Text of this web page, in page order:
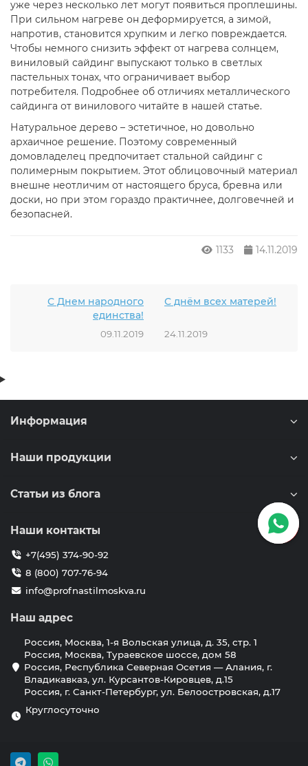
уже через несколько лет могут появиться проплешины.
При сильном нагреве он деформируется, а зимой,
напротив, становится хрупким и легко повреждается.
Чтобы немного снизить эффект от нагрева солнцем,
виниловый сайдинг выпускают только в светлых
пастельных тонах, что ограничивает выбор
потребителя. Подробнее об отличиях металлического
сайдинга от винилового читайте в нашей статье.
Натуральное дерево – эстетичное, но довольно
архаичное решение. Поэтому современный
домовладелец предпочитает стальной сайдинг с
полимерным покрытием. Этот облицовочный материал
внешне неотличим от настоящего бруса, бревна или
доски, но при этом гораздо практичнее, долговечней и
безопасней.
1133 14.11.2019
С Днем народного
единства!
09.11.2019
С днём всех матерей!
24.11.2019
Информация
Наши продукции
Статьи из блога
Наши контакты
+7(495) 374-90-92
8 (800) 707-76-94
info@profnastilmoskva.ru
Наш адрес
Россия, Москва, 1-я Вольская улица, д. 35, стр. 1
Россия, Москва, Тураевское шоссе, дом 58
Россия, Республика Северная Осетия — Алания, г.
Владикавказ, ул. Курсантов-Кировцев, д.15
Россия, г. Санкт-Петербург, ул. Белоостровская, д.17
Круглосуточно